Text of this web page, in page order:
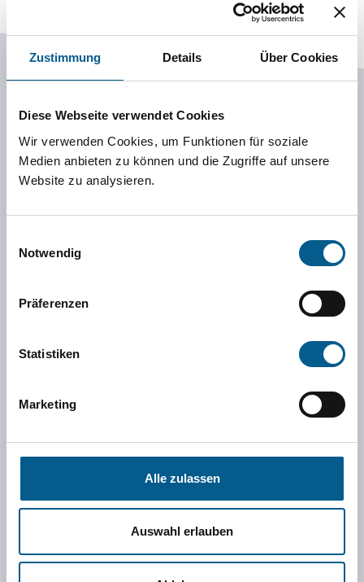
Zustimmung Details Über Cookies
Diese Webseite verwendet Cookies
Wir verwenden Cookies, um Funktionen für soziale
Medien anbieten zu können und die Zugriffe auf unsere
Website zu analysieren.
Notwendig
Präferenzen
Statistiken
Marketing
Alle zulassen
Auswahl erlauben
drei Millionen Menschen ehrenamtlich. Das
möchten wir würdigen und weitere
Bürgerinnen und Bürger für das Ehrenamt
begeistern.
Der seit 2004 gemeinsam von der
Landesregierung, den niedersächsischen
ausgelobte Wettbewerb hat eine große
Resonanz: Jedes Jahr bewerben sich viele
hundert Einzelpersonen, Gruppen und Vereine
aus ganz Niedersachsen.